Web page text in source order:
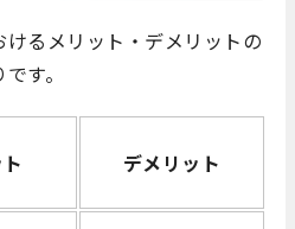
るメリット・デメリットの
す。
デメリット